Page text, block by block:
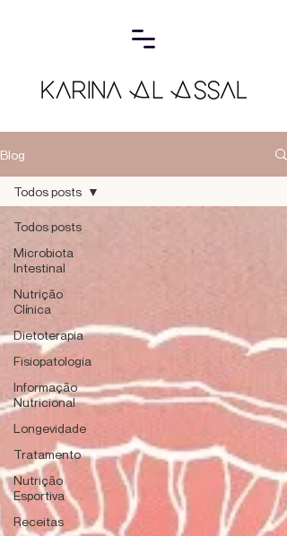
Blog
Todos posts
Microbiota
Intestinal
Nutrição
Clínica
Dietoterapia
Fisiopatologia
Informação
Nutricional
Longevidade
Tratamento
Nutrição
Esportiva
Receitas
Todos posts